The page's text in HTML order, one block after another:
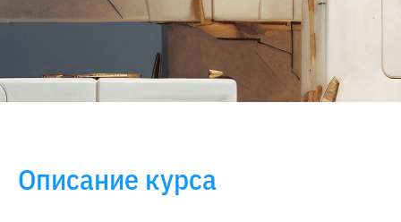
Описание курса